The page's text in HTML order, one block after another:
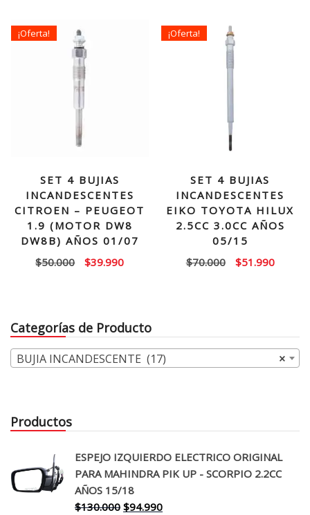
¡Oferta!
SET 4 BUJIAS
INCANDESCENTES
CITROEN – PEUGEOT
1.9 (MOTOR DW8
DW8B) AÑOS 01/07
$50.000
El
$50.000.
$39.990El
$39.990.
¡Oferta!
SET 4 BUJIAS
INCANDESCENTES
EIKO TOYOTA HILUX
2.5CC 3.0CC AÑOS
05/15
$70.000
El
$51.990El
Categorías de Producto
×
BUJIA INCANDESCENTE (17)
Productos
ESPEJO IZQUIERDO ELECTRICO ORIGINAL
PARA MAHINDRA PIK UP - SCORPIO 2.2CC
AÑOS 15/18
$130.000 El
$94.990El